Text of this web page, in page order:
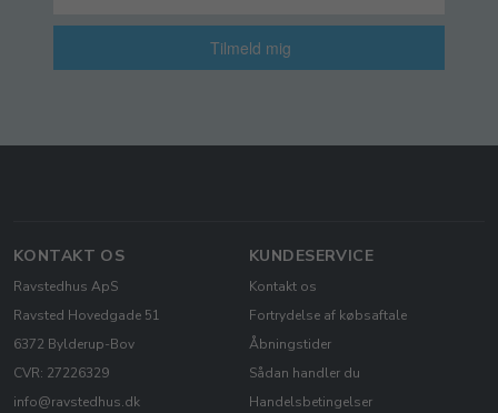
Tilmeld mig
KONTAKT OS
Ravstedhus ApS
Ravsted Hovedgade 51
6372 Bylderup-Bov
CVR: 27226329
info@ravstedhus.dk
KUNDESERVICE
Kontakt os
Fortrydelse af købsaftale
Åbningstider
Sådan handler du
Handelsbetingelser